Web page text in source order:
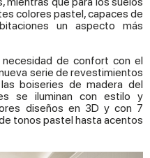
colores pastel, capaces de
un aspecto más
de confort con el
serie de revestimientos
boiseries de madera del
se iluminan con estilo y
diseños en 3D y con 7
tonos pastel hasta acentos